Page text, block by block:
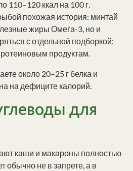
110–120 ккал на 100 г.
похожая история: минтай
жиры Омега-3, но и
с отдельной подборкой:
продуктам.
около 20–25 г белка и
на дефиците калорий.
для
каши и макароны полностью
обычно не в запрете, а в